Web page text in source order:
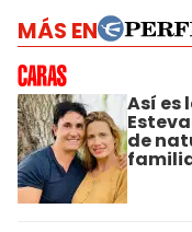
MÁS EN
Así es
de